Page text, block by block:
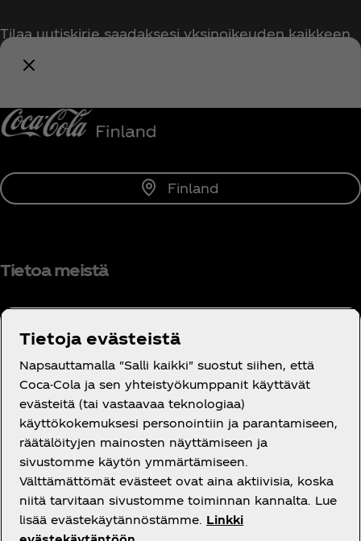
Tilaa uutiskirje saadaksesi yksinoikeuden kaikkeen
Finland
Tietoa meistä
Tarvitsetko apua?
Oikeudelliset tiedot
Tietoja evästeistä
Napsauttamalla "Salli kaikki" suostut siihen, että
Coca-Cola ja sen yhteistyökumppanit käyttävät
evästeitä (tai vastaavaa teknologiaa)
käyttökokemuksesi personointiin ja parantamiseen,
räätälöityjen mainosten näyttämiseen ja
sivustomme käytön ymmärtämiseen.
Välttämättömät evästeet ovat aina aktiivisia, koska
niitä tarvitaan sivustomme toiminnan kannalta. Lue
lisää evästekäytännöstämme. Linkki